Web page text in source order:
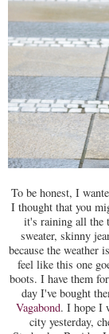
To be honest, I
I thought that you
it's raining all the
sweater, skinny
because the weather
feel like this one
boots. I have them
day I've bought
Vagabond. I hope I
city yesterday,